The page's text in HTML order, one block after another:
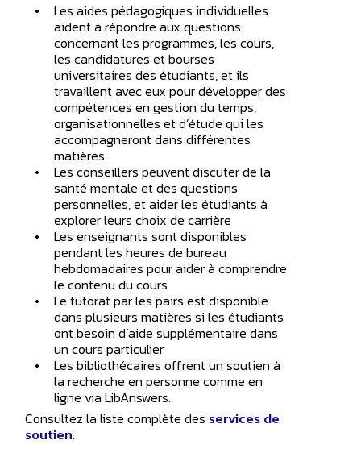
Les aides pédagogiques individuelles
aident à répondre aux questions
concernant les programmes, les cours,
les candidatures et bourses
universitaires des étudiants, et ils
travaillent avec eux pour développer des
compétences en gestion du temps,
organisationnelles et d’étude qui les
accompagneront dans différentes
matières
Les conseillers peuvent discuter de la
santé mentale et des questions
personnelles, et aider les étudiants à
explorer leurs choix de carrière
Les enseignants sont disponibles
pendant les heures de bureau
hebdomadaires pour aider à comprendre
le contenu du cours
Le tutorat par les pairs est disponible
dans plusieurs matières si les étudiants
ont besoin d’aide supplémentaire dans
un cours particulier
Les bibliothécaires offrent un soutien à
la recherche en personne comme en
ligne via LibAnswers.
Consultez la liste complète des services de
soutien.